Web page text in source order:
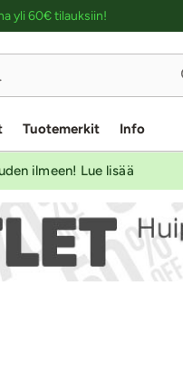
yli 60€ tilauksiin!
Tuotemerkit Info
ilmeen! Lue lisää